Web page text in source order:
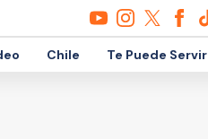
Chile Te Puede Servir